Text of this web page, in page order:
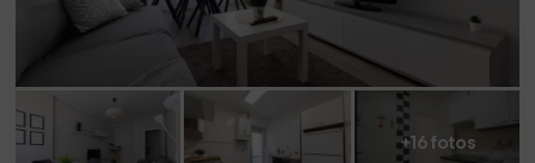
+16 fotos